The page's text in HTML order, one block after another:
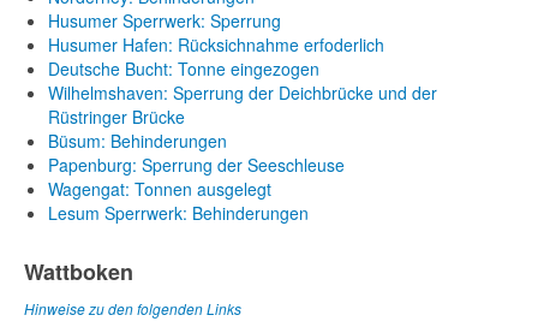
Husumer Sperrwerk: Sperrung
Husumer Hafen: Rücksichnahme erfoderlich
Deutsche Bucht: Tonne eingezogen
Wilhelmshaven: Sperrung der Deichbrücke und der
Rüstringer Brücke
Büsum: Behinderungen
Papenburg: Sperrung der Seeschleuse
Wagengat: Tonnen ausgelegt
Lesum Sperrwerk: Behinderungen
Wattboken
Hinweise zu den folgenden Links